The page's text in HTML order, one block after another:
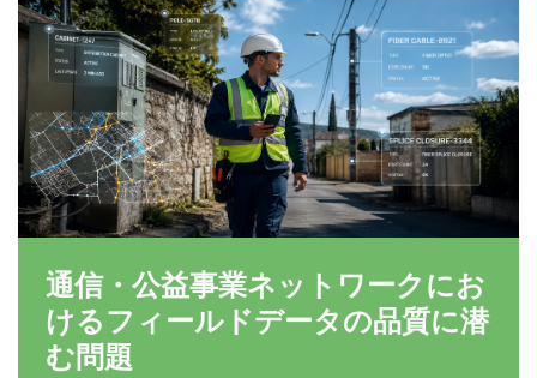
通信・公益事業ネットワークにお
けるフィールドデータの品質に潜
む問題